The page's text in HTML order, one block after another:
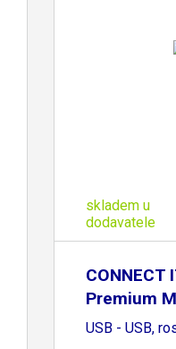
skladem u
dodavatele
CONNECT
Premium
USB - USB,